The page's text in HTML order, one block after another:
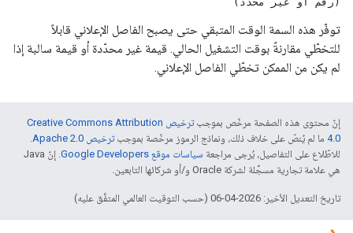
توفّر هذه السمة الوقت المتبقي حتى يصبح الفاصل الإعلاني قابلاً
للتخطّي مقارنةً بوقت التشغيل الحالي. قيمة غير محدّدة أو قيمة سالبة إذا
لم يكن من الممكن تخطّي الفاصل الإعلاني.
إنّ محتوى هذه الصفحة مرخّص بموجب
ترخيص Creative Commons Attribution
4.0‏ ما لم يُنصّ على خلاف ذلك، ونماذج الرموز مرخّصة بموجبترخيص Apache 2.0‏
.
للاطّلاع على التفاصيل، يُرجى مراجعة سياسات موقع Google Developers‏
. إنّ Java
هي علامة تجارية مسجَّلة لشركة Oracle و/أو شركائها التابعين.
تاريخ التعديل الأخير: 2026-04-06 (حسب التوقيت العالمي المتفَّق عليه)